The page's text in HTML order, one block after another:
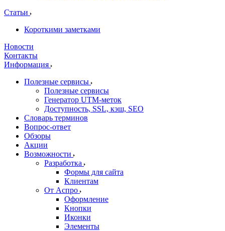
Статьи
Короткими заметками
Новости
Контакты
Информация
Полезные сервисы
Полезные сервисы
Генератор UTM‑меток
Доступность, SSL, кэш, SEO
Словарь терминов
Вопрос-ответ
Обзоры
Акции
Возможности
Разработка
Формы для сайта
Клиентам
От Аспро
Оформление
Кнопки
Иконки
Элементы